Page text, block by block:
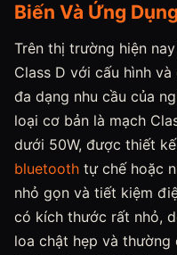
Biến Và Ứng Dụng
Trên thị trường hiện
Class D với cấu hình
đa dạng nhu cầu của
loại cơ bản là mạch
dưới 50W, được thiết
bluetooth tự chế hoặc
nhỏ gọn và tiết kiệm
có kích thước rất nhỏ,
loa chật hẹp và thường